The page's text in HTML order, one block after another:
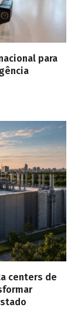
para
centers de